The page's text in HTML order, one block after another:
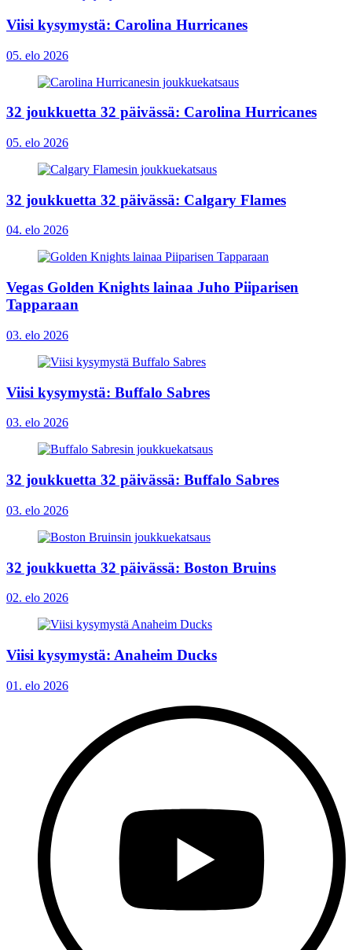
Viisi kysymystä: Carolina Hurricanes
05. elo 2026
32 joukkuetta 32 päivässä: Carolina Hurricanes
05. elo 2026
32 joukkuetta 32 päivässä: Calgary Flames
04. elo 2026
Vegas Golden Knights lainaa Juho Piiparisen
Tapparaan
03. elo 2026
Viisi kysymystä: Buffalo Sabres
03. elo 2026
32 joukkuetta 32 päivässä: Buffalo Sabres
03. elo 2026
32 joukkuetta 32 päivässä: Boston Bruins
02. elo 2026
Viisi kysymystä: Anaheim Ducks
01. elo 2026